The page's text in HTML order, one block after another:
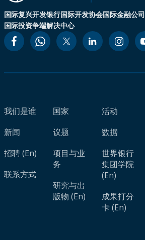
国际复兴开发银行国际开发协会国际金融公司
国际投资争端解决中心
我们是谁
新闻
招聘 (En)
联系方式
国家
议题
项目与业
务
研究与出
版物 (En)
活动
数据
世界银行
集团学院
(En)
成果打分
卡 (En)